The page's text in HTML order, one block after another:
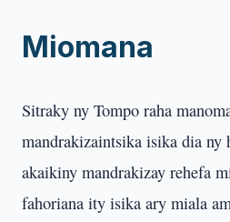
Miomana
Sitraky ny Tompo raha
mandrakizaintsika isika dia ny
akaikiny mandrakizay rehefa
fahoriana ity isika ary miala